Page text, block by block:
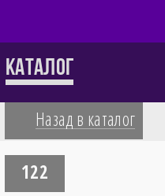
Каталог
Назад в каталог
122